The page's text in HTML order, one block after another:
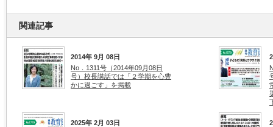
関連記事
2014年 9月 08日
No．1311号（2014年09月08日
号）校長講話では「２学期を心豊
かに過ごす」を掲載
2025年 2月 03日